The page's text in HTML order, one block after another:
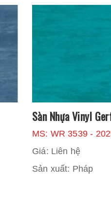
Sàn Nhựa Vinyl Gerflor
MS: WR 3539 - 2025
Giá: Liên hệ
Sản xuất: Pháp